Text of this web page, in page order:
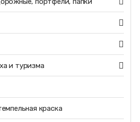
и туризма
краска